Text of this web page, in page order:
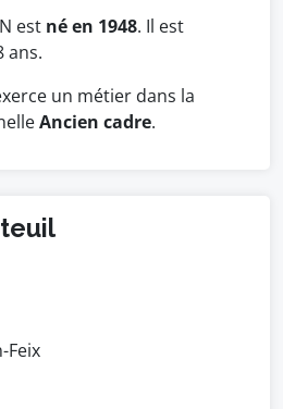
est né en 1948. Il est
ans.
un métier dans la
Ancien cadre.
Feix